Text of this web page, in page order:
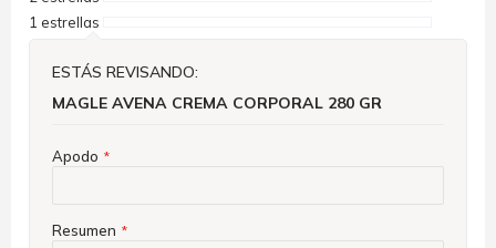
1 estrellas
ESTÁS REVISANDO:
MAGLE AVENA CREMA CORPORAL 280 GR
Apodo
Resumen